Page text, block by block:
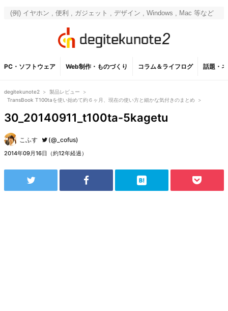
PC・ソフトウェア Web制作・ものづくり コラム＆ライフログ 話題・
degitekunote2 > 製品レビュー
>
TransBook T100taを使い始めて約６ヶ月、現在の使い方と細かな気付きのまとめ >
30_20140911_t100ta-5kagetu
こふす (@_cofus)
2014年09月16日（約12年経過）